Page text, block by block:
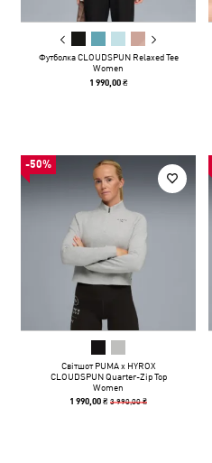
Футболка CLOUDSPUN Relaxed Tee
Women
1 990,00 ₴
-50%
Світшот PUMA x HYROX
CLOUDSPUN Quarter-Zip Top
Women
1 990,00 ₴3 990,00 ₴